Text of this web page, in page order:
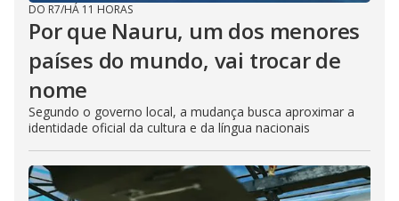
DO R7/HÁ 11 HORAS
Por que Nauru, um dos menores
países do mundo, vai trocar de
nome
Segundo o governo local, a mudança busca aproximar a
identidade oficial da cultura e da língua nacionais